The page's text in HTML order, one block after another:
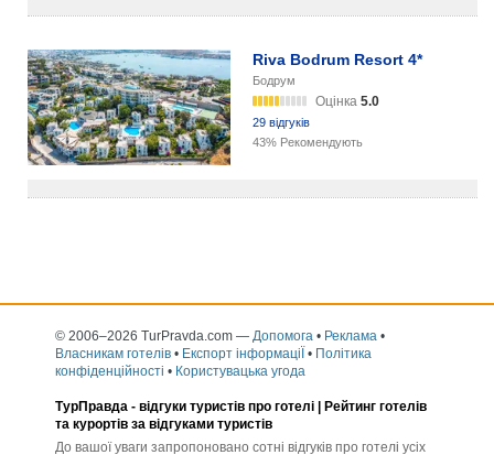
Riva Bodrum Resort 4*
Бодрум
Оцінка 5.0
29 відгуків
43% Рекомендують
© 2006–2026 TurPravda.com — Допомога • Реклама •
Власникам готелів • Експорт інформаціЇ • Політика
конфіденційності • Користувацька угода
ТурПравда - відгуки туристів про готелі | Рейтинг готелів
та курортів за відгуками туристів
До вашої уваги запропоновано сотні відгуків про готелі усіх